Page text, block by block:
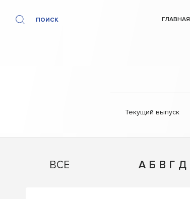
ПОИСК ГЛАВНАЯ
Текущий выпуск
ВСЕ А Б В Г Д